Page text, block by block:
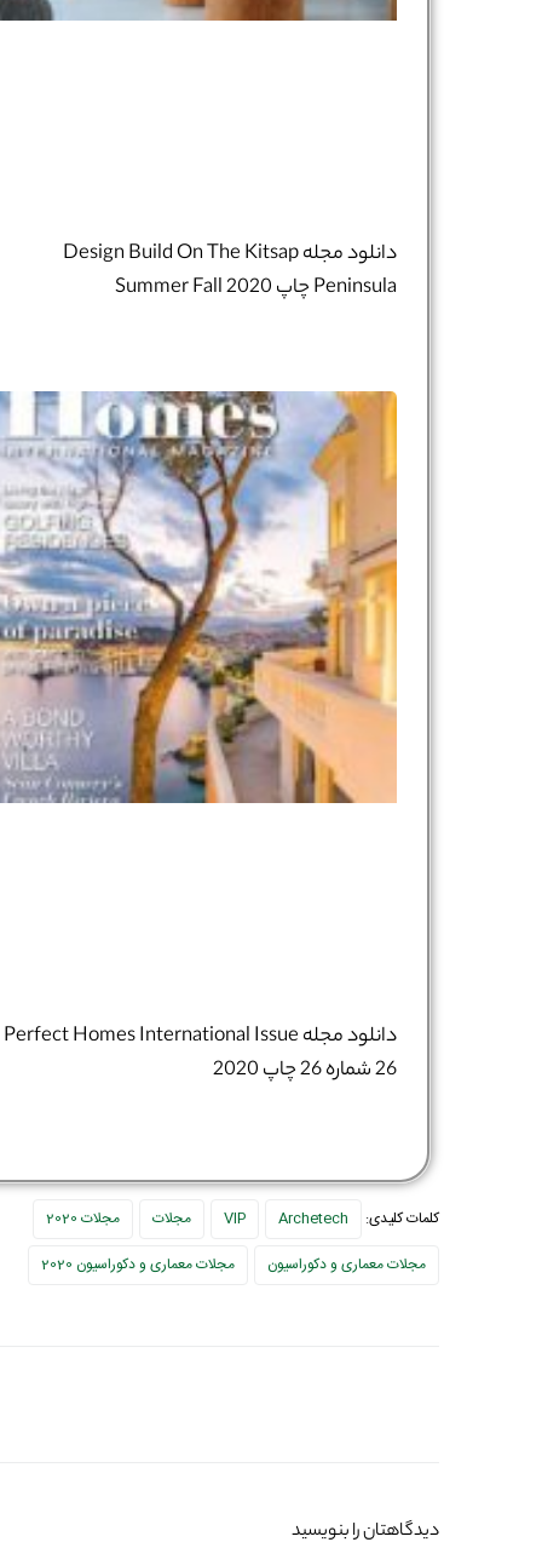
دانلود مجله Design Build On The Kitsap
Peninsula چاپ Summer Fall 2020
دانلود مجله Perfect Homes International Issue
26 شماره 26 چاپ 2020
کلمات کلیدی: Archetech
VIP مجلات
مجلات 2020
مجلات معماری و دکوراسیون
مجلات معماری و دکوراسیون 2020
دیدگاهتان را بنویسید